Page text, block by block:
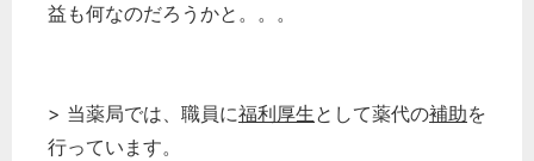
益も何なのだろうかと。。。
> 当薬局では、職員に福利厚生として薬代の補助を
行っています。